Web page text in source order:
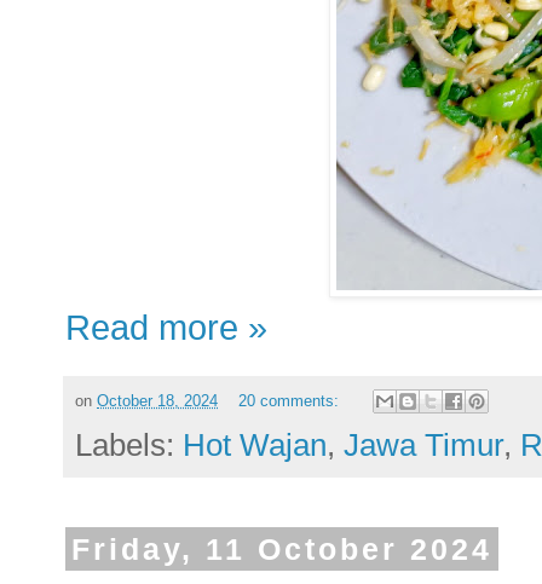
Read more »
on October 18, 2024 20 comments:
Labels: Hot Wajan, Jawa Timur,
Friday, 11 October 2024